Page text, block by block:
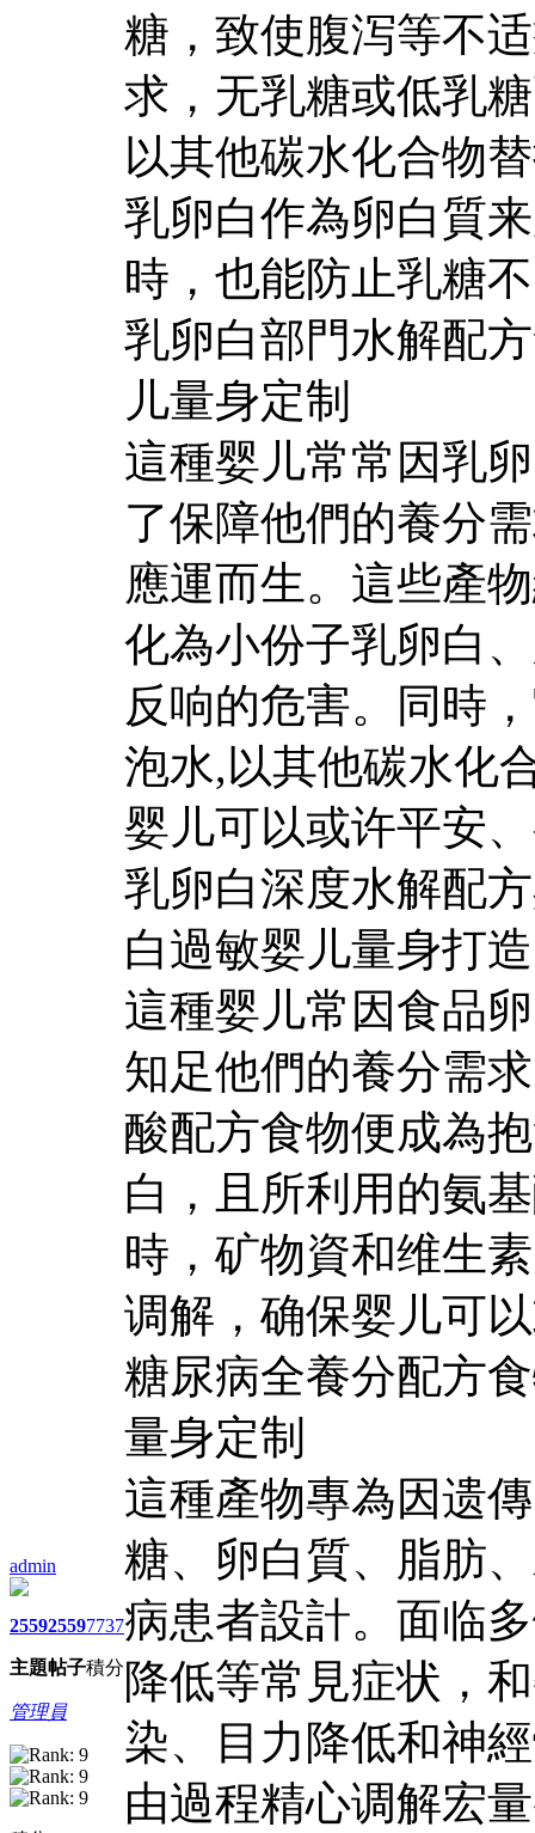
admin
2559
主題
2559
帖子
7737
積分
管理員
糖，致使腹泻等不
求，无乳糖或低乳
以其他碳水化合物
乳卵白作為卵白質
時，也能防止乳糖
乳卵白部門水解配
儿量身定制
這種婴儿常常因乳
了保障他們的養分
應運而生。這些產
化為小份子乳卵白
反响的危害。同時
泡水,以其他碳水化
婴儿可以或许平安
乳卵白深度水解配
白過敏婴儿量身打造
這種婴儿常因食品
知足他們的養分需
酸配方食物便成為
白，且所利用的氨
時，矿物資和维生
调解，确保婴儿可
糖尿病全養分配方
量身定制
這種產物專為因遗
糖、卵白質、脂肪
病患者設計。面临
降低等常見症状，
染、目力降低和神
由過程精心调解宏